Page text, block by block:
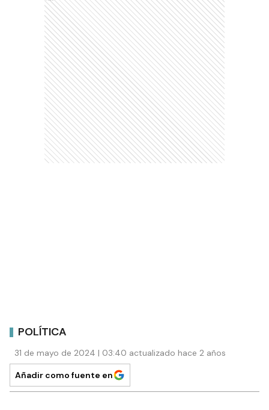
POLÍTICA
31 de mayo de 2024 | 03:40 actualizado hace 2 años
Añadir como fuente en